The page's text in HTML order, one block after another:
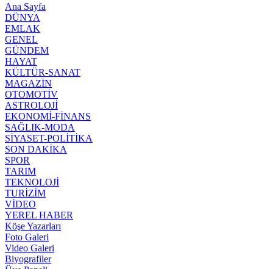
Ana Sayfa
DÜNYA
EMLAK
GENEL
GÜNDEM
HAYAT
KÜLTÜR-SANAT
MAGAZİN
OTOMOTİV
ASTROLOJİ
EKONOMİ-FİNANS
SAĞLIK-MODA
SİYASET-POLİTİKA
SON DAKİKA
SPOR
TARIM
TEKNOLOJİ
TURİZİM
VİDEO
YEREL HABER
Köşe Yazarları
Foto Galeri
Video Galeri
Biyografiler